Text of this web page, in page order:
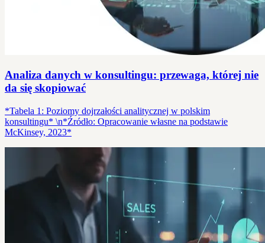
Analiza danych w konsultingu: przewaga, której nie
da się skopiować
*Tabela 1: Poziomy dojrzałości analitycznej w polskim
konsultingu* \n*Źródło: Opracowanie własne na podstawie
McKinsey, 2023*